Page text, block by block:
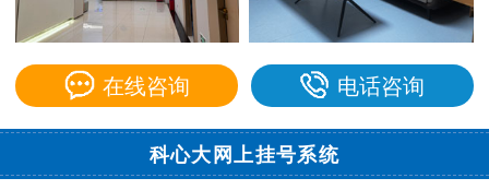
在线咨询 电话咨询
科心大网上挂号系统